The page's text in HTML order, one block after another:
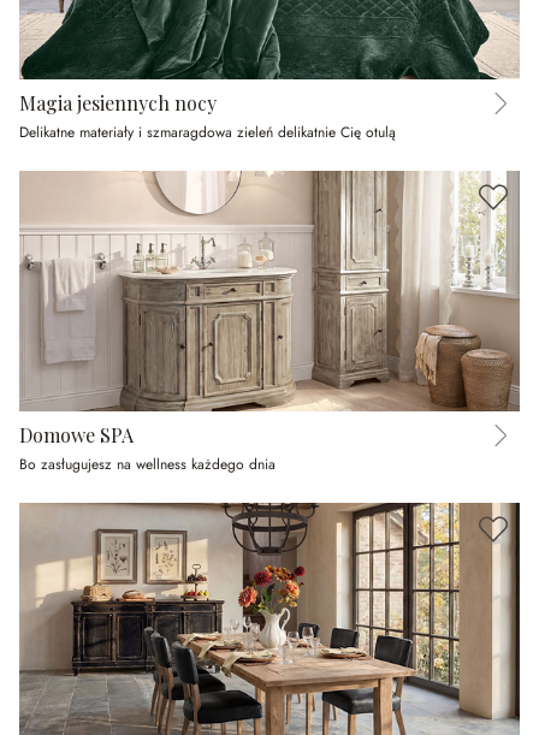
Magia jesiennych nocy
Delikatne materiały i szmaragdowa zieleń delikatnie Cię otulą
Domowe SPA
Bo zasługujesz na wellness każdego dnia